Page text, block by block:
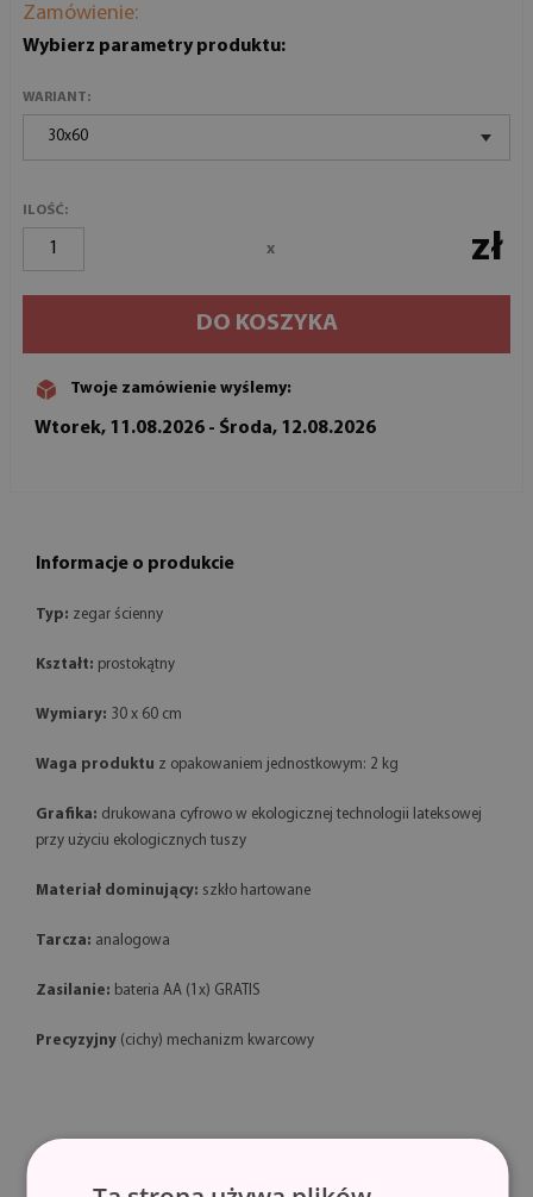
Zamówienie:
Wybierz parametry produktu:
WARIANT:
30x60
ILOŚĆ:
x zł
DO KOSZYKA
Twoje zamówienie wyślemy:
Wtorek, 11.08.2026 - Środa, 12.08.2026
Informacje o produkcie
Typ: zegar ścienny
Kształt: prostokątny
Wymiary: 30 x 60 cm
Waga produktu z opakowaniem jednostkowym: 2 kg
Grafika: drukowana cyfrowo w ekologicznej technologii lateksowej
przy użyciu ekologicznych tuszy
Materiał dominujący: szkło hartowane
Tarcza: analogowa
Zasilanie: bateria AA (1x) GRATIS
Precyzyjny (cichy) mechanizm kwarcowy